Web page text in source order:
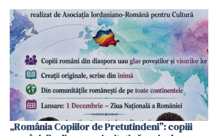
„România Copiilor de Pretutindeni”: copiii